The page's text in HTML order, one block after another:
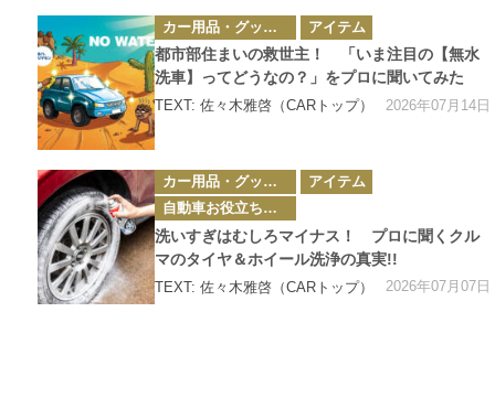
カ
テ
ゴ
リ
ー
カー用品・グッズ情報 アイテム
都市部住まいの救世主！ 「いま注目の【無水
洗車】ってどうなの？」をプロに聞いてみた
TEXT: 佐々木雅啓（CARトップ） 2026年07月14日
カ
テ
ゴ
リ
ー
カー用品・グッズ情報
アイテム
自動車お役立ち情報
洗いすぎはむしろマイナス！ プロに聞くクル
マのタイヤ＆ホイール洗浄の真実!!
TEXT: 佐々木雅啓（CARトップ） 2026年07月07日